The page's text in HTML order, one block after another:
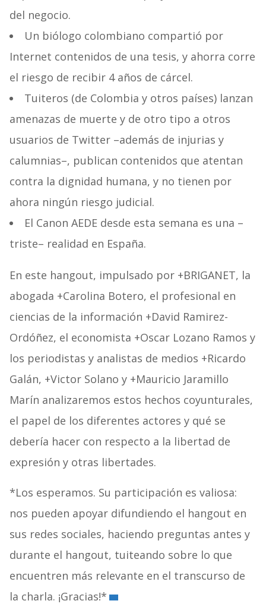
del negocio.
Un biólogo colombiano compartió por
Internet contenidos de una tesis, y ahorra corre
el riesgo de recibir 4 años de cárcel.
Tuiteros (de Colombia y otros países) lanzan
amenazas de muerte y de otro tipo a otros
usuarios de Twitter –además de injurias y
calumnias–, publican contenidos que atentan
contra la dignidad humana, y no tienen por
ahora ningún riesgo judicial.
El Canon AEDE desde esta semana es una –
triste– realidad en España.
En este hangout, impulsado por +BRIGANET, la
abogada +Carolina Botero, el profesional en
ciencias de la información +David Ramirez-
Ordóñez, el economista +Oscar Lozano Ramos y
los periodistas y analistas de medios +Ricardo
Galán, +Victor Solano y +Mauricio Jaramillo
Marín analizaremos estos hechos coyunturales,
el papel de los diferentes actores y qué se
debería hacer con respecto a la libertad de
expresión y otras libertades.
*Los esperamos. Su participación es valiosa:
nos pueden apoyar difundiendo el hangout en
sus redes sociales, haciendo preguntas antes y
durante el hangout, tuiteando sobre lo que
encuentren más relevante en el transcurso de
la charla. ¡Gracias!*